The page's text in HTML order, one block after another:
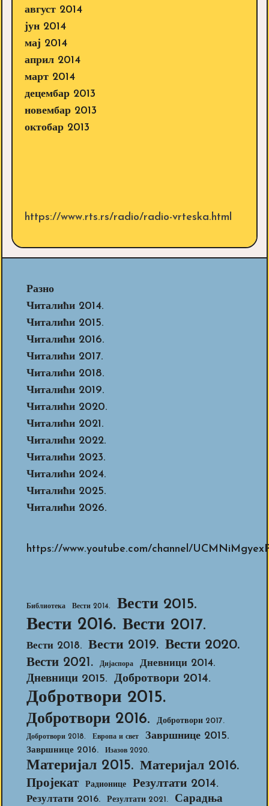
август 2014
јун 2014
мај 2014
април 2014
март 2014
децембар 2013
новембар 2013
октобар 2013
https://www.rts.rs/radio/radio-vrteska.html
Разно
Читалићи 2014.
Читалићи 2015.
Читалићи 2016.
Читалићи 2017.
Читалићи 2018.
Читалићи 2019.
Читалићи 2020.
Читалићи 2021.
Читалићи 2022.
Читалићи 2023.
Читалићи 2024.
Читалићи 2025.
Читалићи 2026.
https://www.youtube.com/channel/
Библиотека Вести 2014. Вести 2015.
Вести 2016. Вести 2017.
Вести 2018. Вести 2019. Вести 2020.
Вести 2021. Дијаспора Дневници 2014.
Дневници 2015. Добротвори 2014.
Добротвори 2015.
Добротвори 2016. Добротвори 2017.
Добротвори 2018. Европа и свет Завршнице 2015.
Завршнице 2016. Изазов 2020.
Материјал 2015. Материјал 2016.
Пројекат Радионице Резултати 2014.
Резултати 2016. Резултати 2021. Сарадња